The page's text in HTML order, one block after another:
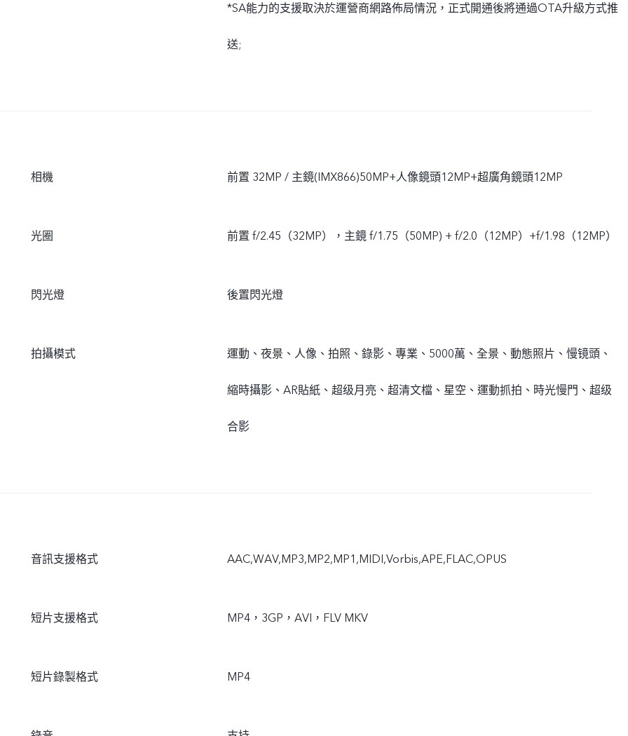
*SA能力的支援取決於運營商網路佈局情況，正式開通後將通過OTA升級方式推
送;
相機 前置 32MP / 主鏡(IMX866)50MP+人像鏡頭12MP+超廣角鏡頭12MP
光圈 前置 f/2.45（32MP），主鏡 f/1.75（50MP) + f/2.0（12MP）+f/1.98（12MP）
閃光燈 後置閃光燈
拍攝模式 運動、夜景、人像、拍照、錄影、專業、5000萬、全景、動態照片、慢镜頭、
縮時攝影、AR貼紙、超级月亮、超清文檔、星空、運動抓拍、時光慢門、超级
合影
音訊支援格式 AAC,WAV,MP3,MP2,MP1,MIDI,Vorbis,APE,FLAC,OPUS
短片支援格式 MP4，3GP，AVI，FLV MKV
短片錄製格式 MP4